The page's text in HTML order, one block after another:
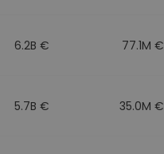
6.2B € 77.1M €
5.7B € 35.0M €